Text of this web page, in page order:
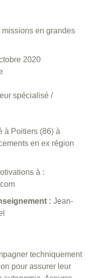
missions en grandes
2020
spécialisé /
à Poitiers (86) à
en ex région
à :
: Jean-
techniquement
pour assurer leur